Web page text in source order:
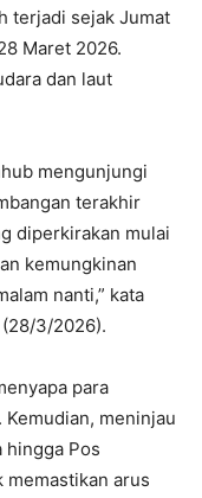
terjadi sejak Jumat
Maret 2026.
dan laut
mengunjungi
terakhir
diperkirakan mulai
kemungkinan
nanti,” kata
3/2026).
para
meninjau
hingga Pos
memastikan arus